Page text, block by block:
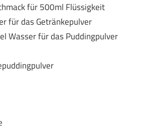
für 500ml Flüssigkeit
für das Getränkepulver
Wasser für das Puddingpulver